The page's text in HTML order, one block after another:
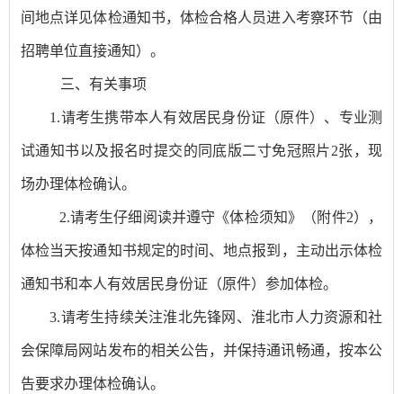
间地点详见体检通知书， 体检合格人员进入考察环节（由
招聘单位直接通知） 。
三、 有关事项
1.请考生携带本人有效居民身份证 （原件） 、 专业测
试通知书以及报名时提交的同底版二寸免冠照片2张，现
场办理体检确认。
2.请考生仔细阅读并遵守《体检须知》（附件2），
体检当天按通知书规定的时间、地点报到，主动出示体检
通知书和本人有效居民身份证（原件）参加体检。
3.请考生持续关注淮北先锋网 、淮北市人力资源和社
会保障局网站发布的相关公告，并保持通讯畅通，按本公
告要求办理体检确认。